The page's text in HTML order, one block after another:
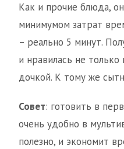
Как и прочие блюда,
минимумом затрат
– реально 5 минут.
и нравилась не
дочкой. К тому же
Совет: готовить в
очень удобно в
полезно, и экономит